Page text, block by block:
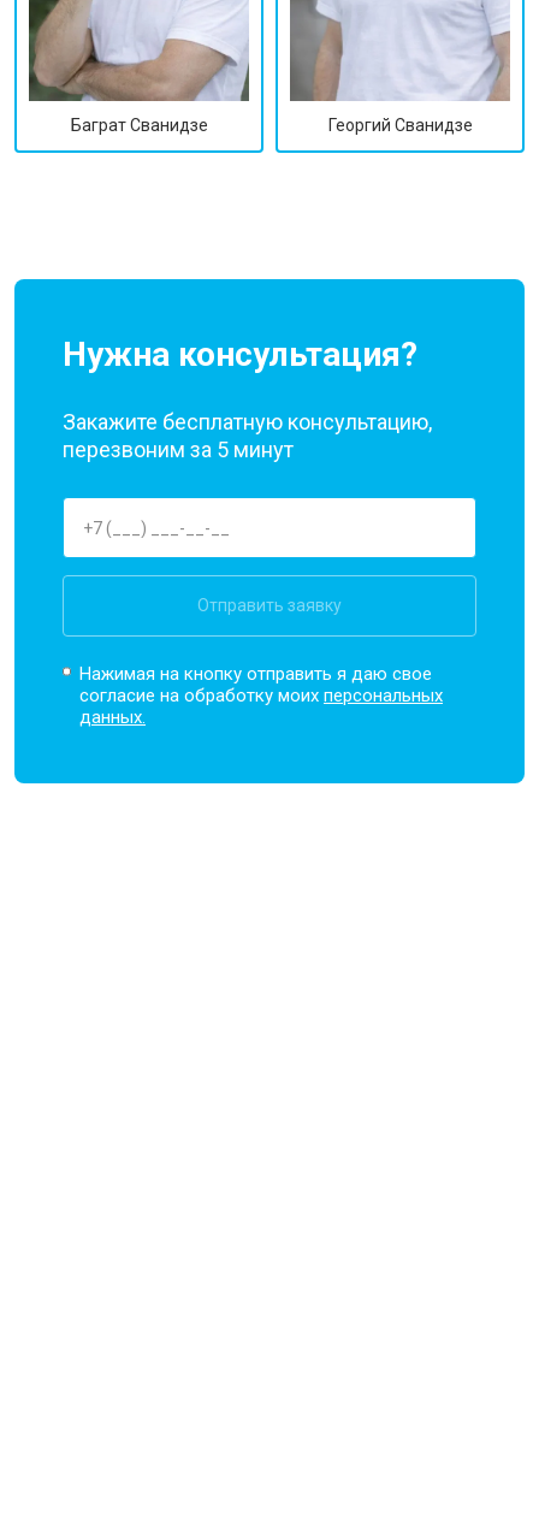
Баграт Сванидзе Георгий Сванидзе
Нужна консультация?
Закажите бесплатную консультацию,
перезвоним за 5 минут
Отправить заявку
Нажимая на кнопку отправить я даю свое
согласие на обработку моихперсональных
данных.